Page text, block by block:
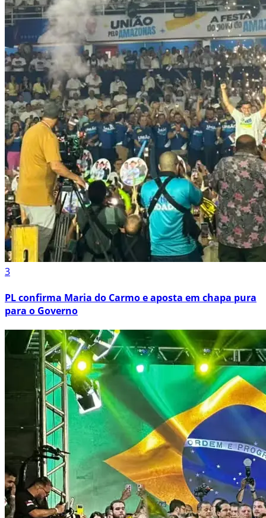
3
PL confirma Maria do Carmo e aposta em chapa pura
para o Governo